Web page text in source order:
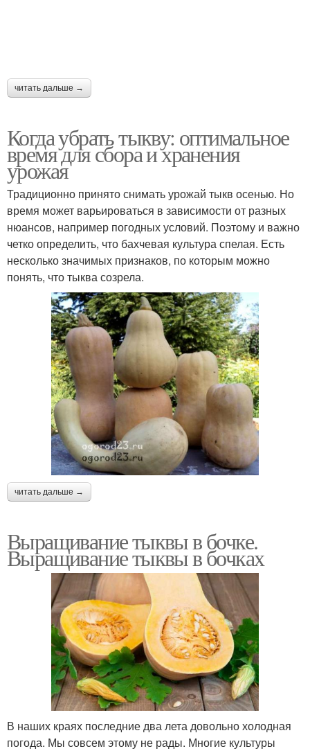
читать дальше →
Когда убрать тыкву: оптимальное
время для сбора и хранения
урожая
Традиционно принято снимать урожай тыкв осенью. Но
время может варьироваться в зависимости от разных
нюансов, например погодных условий. Поэтому и важно
четко определить, что бахчевая культура спелая. Есть
несколько значимых признаков, по которым можно
понять, что тыква созрела.
читать дальше →
Выращивание тыквы в бочке.
Выращивание тыквы в бочках
В наших краях последние два лета довольно холодная
погода. Мы совсем этому не рады. Многие культуры